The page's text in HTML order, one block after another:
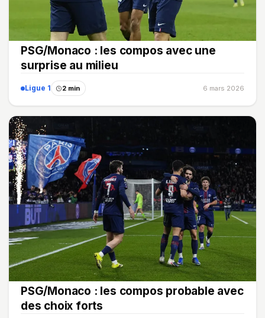
PSG/Monaco : les compos avec une
surprise au milieu
Ligue 1 2 min 6 mars 2026
PSG/Monaco : les compos probable avec
des choix forts